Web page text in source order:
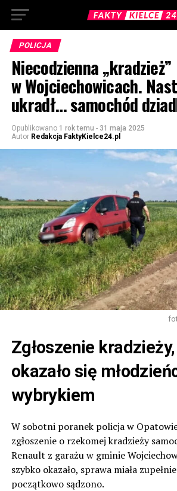
POLICJA
Niecodzienna „kradzież”
w Wojciechowicach.
ukradł… samochód
Opublikowano 1 rok temu - 31 maja 2025
Autor Redakcja FaktyKielce24.pl
Zgłoszenie
okazało się
wybrykiem
W sobotni poranek policja w
zgłoszenie o rzekomej kradzieży
Renault z garażu w gminie
szybko okazało, sprawa miała
początkowo sądzono.